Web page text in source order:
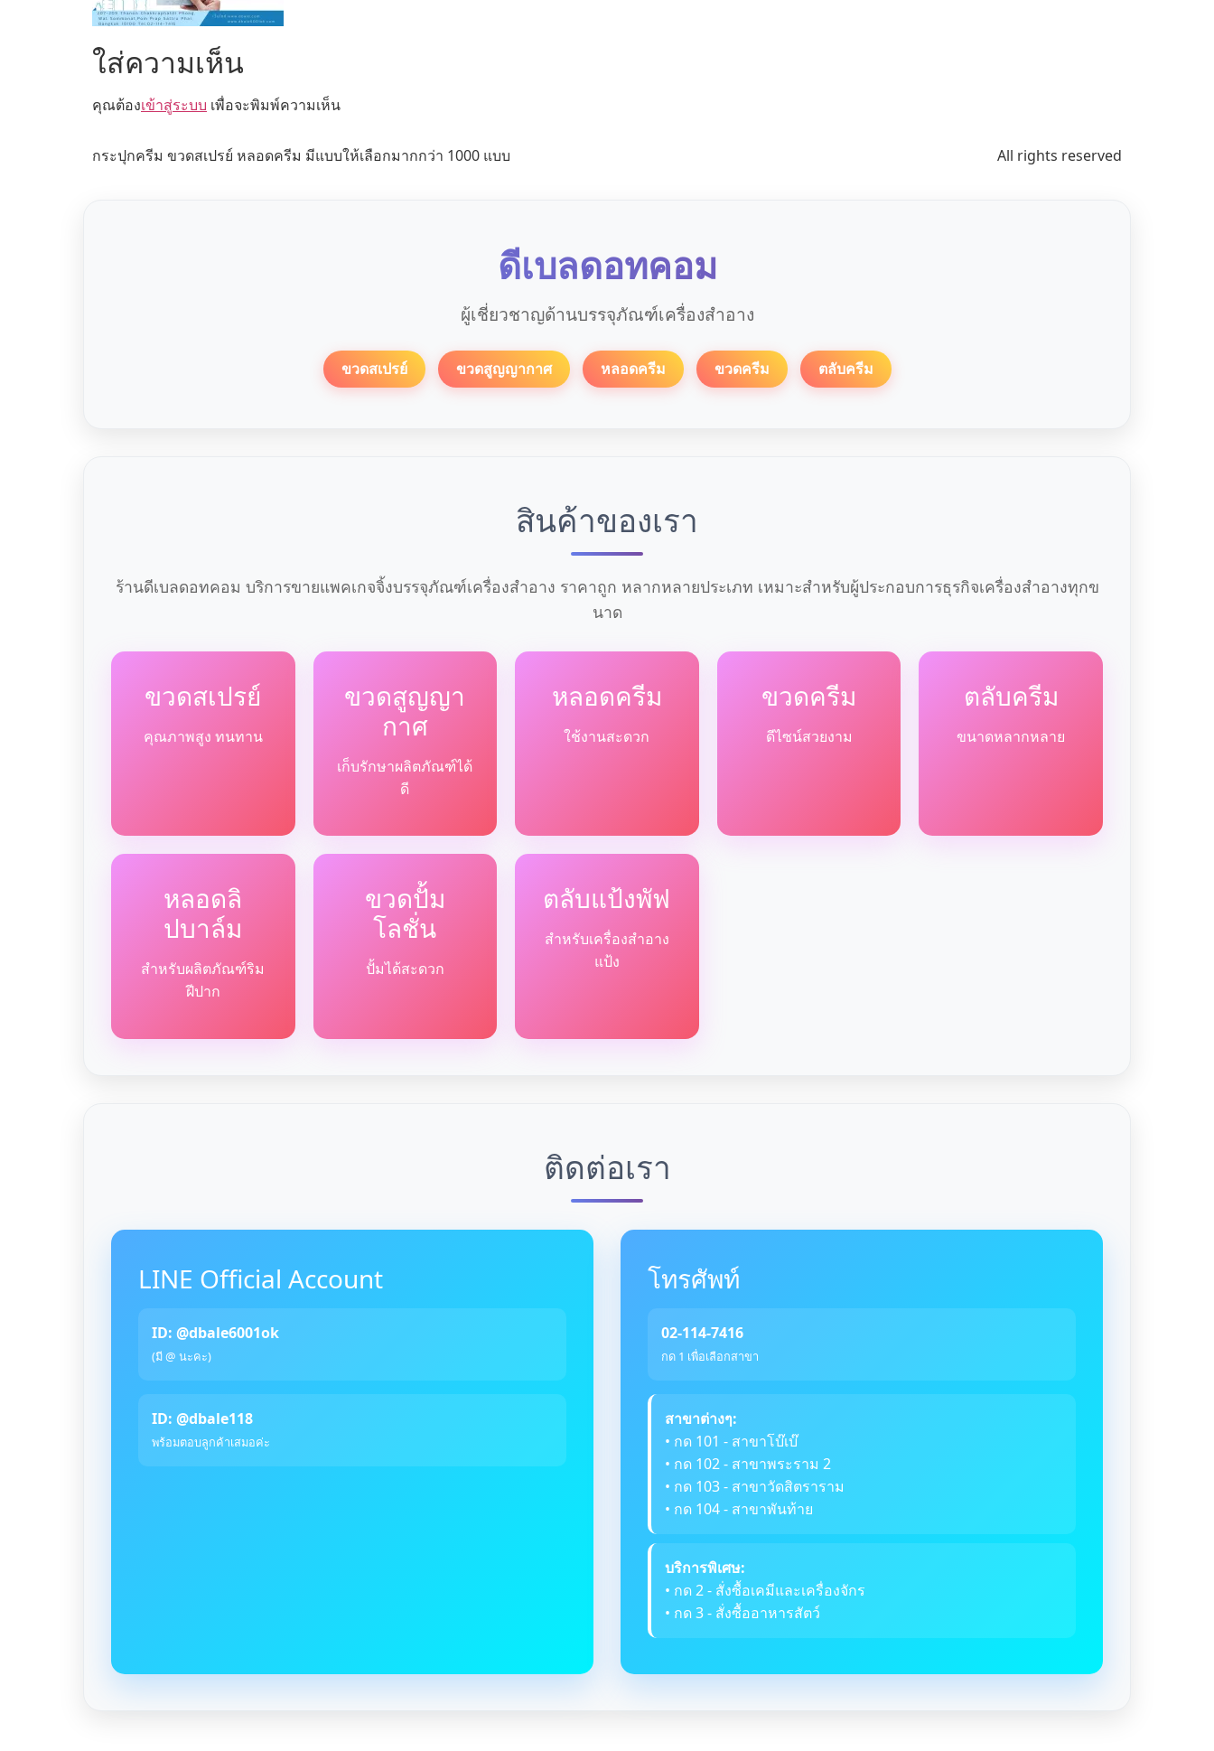
ใส่ความเห็น
คุณต้องเข้าสู่ระบบ เพื่อจะพิมพ์ความเห็น
กระปุกครีม ขวดสเปรย์ หลอดครีม มีแบบให้เลือกมากกว่า 1000 แบบ All rights reserved
ดีเบลดอทคอม
ผู้เชี่ยวชาญด้านบรรจุภัณฑ์เครื่องสำอาง
ขวดสเปรย์ ขวดสูญญากาศ หลอดครีม ขวดครีม ตลับครีม
สินค้าของเรา
ร้านดีเบลดอทคอม บริการขายแพคเกจจิ้งบรรจุภัณฑ์เครื่องสำอาง ราคาถูก หลากหลายประเภท เหมาะสำหรับผู้ประกอบการธุรกิจเครื่องสำอางทุกข
นาด
ขวดสเปรย์
คุณภาพสูง ทนทาน
ขวดสูญญา
กาศ
เก็บรักษาผลิตภัณฑ์ได้
ดี
หลอดครีม
ใช้งานสะดวก
ขวดครีม
ดีไซน์สวยงาม
ตลับครีม
ขนาดหลากหลาย
หลอดลิ
ปบาล์ม
สำหรับผลิตภัณฑ์ริม
ฝีปาก
ขวดปั้ม
โลชั่น
ปั้มได้สะดวก
ตลับแป้งพัฟ
สำหรับเครื่องสำอาง
แป้ง
ติดต่อเรา
LINE Official Account
ID: @dbale6001ok
(มี @ นะคะ)
ID: @dbale118
พร้อมตอบลูกค้าเสมอค่ะ
โทรศัพท์
02-114-7416
กด 1 เพื่อเลือกสาขา
สาขาต่างๆ:
• กด 101 - สาขาโบ๊เบ๊
• กด 102 - สาขาพระราม 2
• กด 103 - สาขาวัดสิตราราม
• กด 104 - สาขาพันท้าย
บริการพิเศษ:
• กด 2 - สั่งซื้อเคมีและเครื่องจักร
• กด 3 - สั่งซื้ออาหารสัตว์